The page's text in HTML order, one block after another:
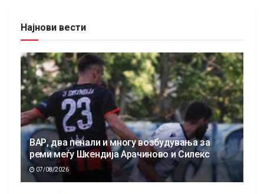
Најнови вести
ВАР, два пенали и многу возбудувања за
реми меѓу Шкендија Арачиново и Силекс
07/08/2026